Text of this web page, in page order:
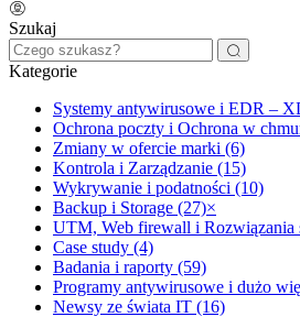
Szukaj
Kategorie
Systemy antywirusowe i EDR –
Ochrona poczty i Ochrona w
Zmiany w ofercie marki (6)
Kontrola i Zarządzanie (15)
Wykrywanie i podatności (10)
Backup i Storage (27)×
UTM, Web firewall i Rozwiązania
Case study (4)
Badania i raporty (59)
Programy antywirusowe i dużo
Newsy ze świata IT (16)